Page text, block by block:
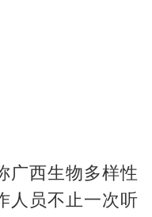
广西生物多样性
人员不止一次听